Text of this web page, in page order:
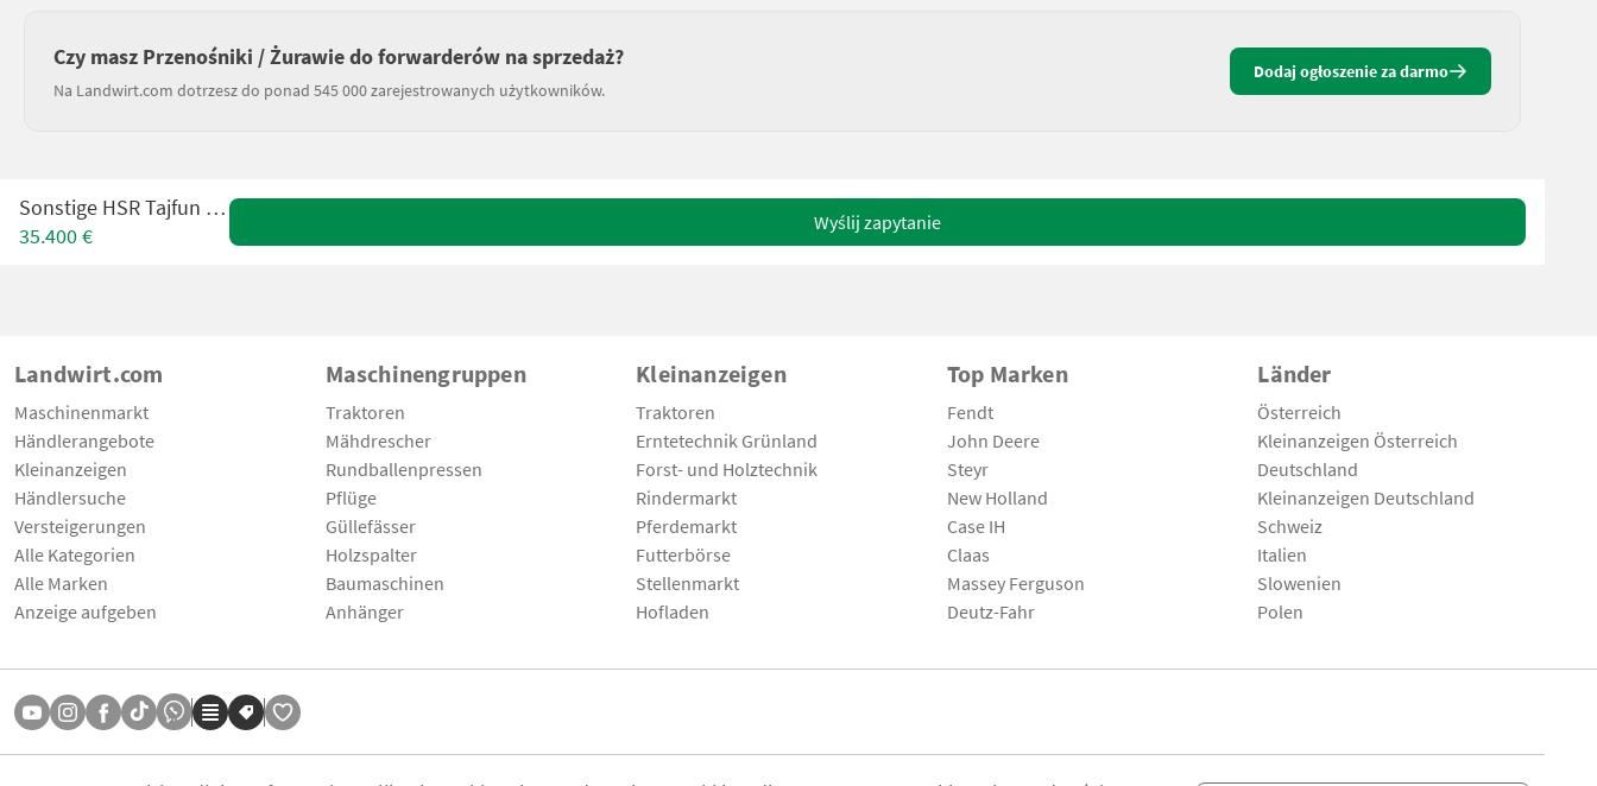
Czy masz Przenośniki / Żurawie do forwarderów na sprzedaż?
Na Landwirt.com dotrzesz do ponad 545 000 zarejestrowanych użytkowników.
Dodaj ogłoszenie za darmo
Sonstige HSR Tajfun 80.125
35.400 €
Wyślij zapytanie
Landwirt.com
Maschinenmarkt
Händlerangebote
Kleinanzeigen
Händlersuche
Versteigerungen
Alle Kategorien
Alle Marken
Anzeige aufgeben
Maschinengruppen
Traktoren
Mähdrescher
Rundballenpressen
Pflüge
Güllefässer
Holzspalter
Baumaschinen
Anhänger
Kleinanzeigen
Traktoren
Erntetechnik Grünland
Forst- und Holztechnik
Rindermarkt
Pferdemarkt
Futterbörse
Stellenmarkt
Hofladen
Top Marken
Fendt
John Deere
Steyr
New Holland
Case IH
Claas
Massey Ferguson
Deutz-Fahr
Länder
Österreich
Kleinanzeigen Österreich
Deutschland
Kleinanzeigen Deutschland
Schweiz
Italien
Slowenien
Polen